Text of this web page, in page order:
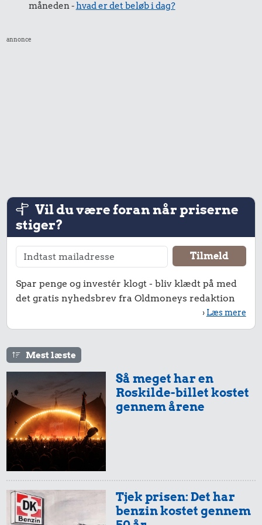
12 kr.
1 kg kartofler
11 kr.
Pilsner
21 kr.
1/2 kg hakket
oksekød
1 liter mælk
15 kr.
992 kr.
måneden -hvad er det beløb i dag?
annonce
Vil du være foran når priserne
stiger?
Spar penge og investér klogt - bliv klædt på med
det gratis nyhedsbrev fra Oldmoneys redaktion
› Læs mere
Mest læste
Så meget har en
Roskilde-billet kostet
gennem årene
Tjek prisen: Det har
benzin kostet gennem